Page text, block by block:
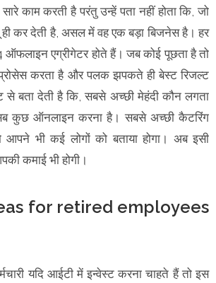
काम करती है परंतु उन्हें पता नहीं होता कि, जो
कर देती है, असल में वह एक बड़ा बिजनेस है। हर
ऑफलाइन एग्रीगेटर होते हैं। जब कोई पूछता है तो
करता है और पलक झपकते ही बेस्ट रिजल्ट
बता देती है कि, सबसे अच्छी मेहंदी कौन लगता
कुछ ऑनलाइन करना है। सबसे अच्छी कैटरिंग
आपने भी कई लोगों को बताया होगा। अब इसी
कमाई भी होगी।
for retired employees
यदि आईटी में इन्वेस्ट करना चाहते हैं तो इस